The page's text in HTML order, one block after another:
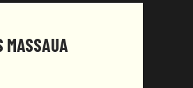
MASSAUA